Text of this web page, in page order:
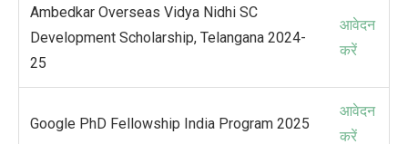
Ambedkar Overseas Vidya Nidhi SC
Development Scholarship, Telangana 2024-
25
आवेदन
करें
Google PhD Fellowship India Program 2025
आवेदन
करें